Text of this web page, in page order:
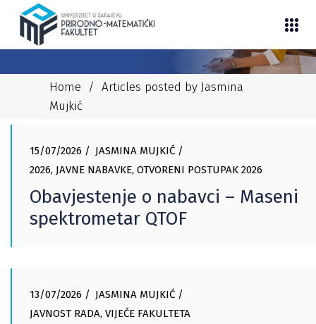
Home /Articles posted by Jasmina
Mujkić
15/07/2026
JASMINA MUJKIĆ
2026, JAVNE NABAVKE, OTVORENI POSTUPAK 2026
Obavjestenje o nabavci – Maseni
spektrometar QTOF
13/07/2026
JASMINA MUJKIĆ
JAVNOST RADA, VIJEĆE FAKULTETA